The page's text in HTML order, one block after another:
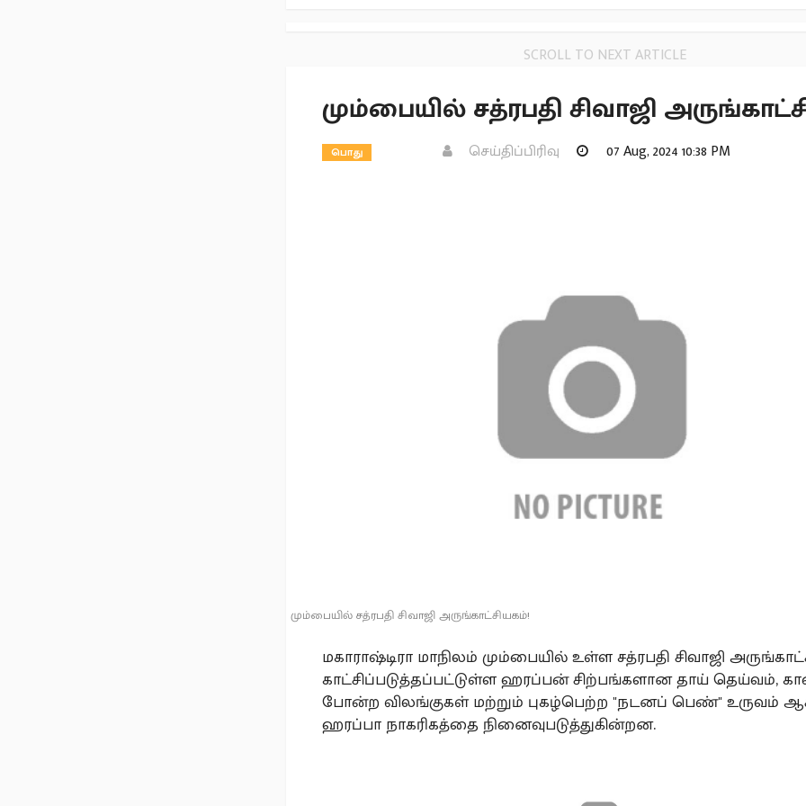
SCROLL TO NEXT ARTICLE
மும்பையில் சத்ரபதி சிவாஜி
பொது செய்திப்பிரிவு 07 Aug, 2024 10:38 PM
மும்பையில் சத்ரபதி சிவாஜி அருங்காட்சியகம்!
மகாராஷ்டிரா மாநிலம் மும்பையில் உள்ள சத்ரபதி சிவாஜி
காட்சிப்படுத்தப்பட்டுள்ள ஹரப்பன் சிற்பங்களான தாய் தெய்வம்,
போன்ற விலங்குகள் மற்றும் புகழ்பெற்ற "நடனப் பெண்" உருவம்
ஹரப்பா நாகரிகத்தை நினைவுபடுத்துகின்றன.